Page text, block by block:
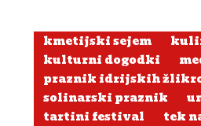
kmetijski sejem
kulturni dogodki
praznik idrijskih
solinarski praznik
tartini festival
tek